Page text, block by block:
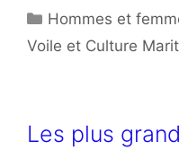
Catégories
Hommes et
Voile et Culture
Les plus